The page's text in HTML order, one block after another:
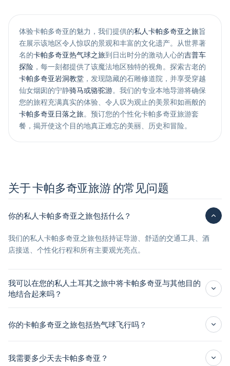
体验卡帕多奇亚的魅力，我们提供的私人卡帕多奇亚之旅旨
在展示该地区令人惊叹的景观和丰富的文化遗产。从世界著
名的卡帕多奇亚热气球之旅到日出时分的激动人心的吉普车
探险 ，每一刻都提供了该魔法地区独特的视角。探索古老的
卡帕多奇亚岩洞教堂 ，发现隐藏的石雕修道院，并享受穿越
仙女烟囱的宁静骑马或骆驼游。我们的专业本地导游将确保
您的旅程充满真实的体验、令人叹为观止的美景和如画般的
卡帕多奇亚日落之旅。预订您的个性化卡帕多奇亚旅游套
餐，揭开使这个目的地真正难忘的美丽、历史和冒险。
关于 卡帕多奇亚旅游 的常见问题
你的私人卡帕多奇亚之旅包括什么？
我们的私人卡帕多奇亚之旅包括持证导游、舒适的交通工具、酒
店接送、个性化行程和所有主要观光亮点。
我可以在您的私人土耳其之旅中将卡帕多奇亚与其他目的
地结合起来吗？
你的卡帕多奇亚之旅包括热气球飞行吗？
我需要多少天去卡帕多奇亚？